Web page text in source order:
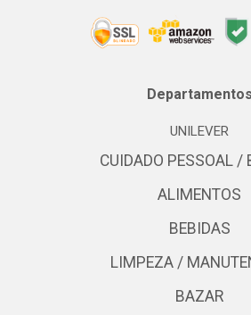
Departamentos
UNILEVER
CUIDADO PESSOAL /
ALIMENTOS
BEBIDAS
LIMPEZA /
BAZAR